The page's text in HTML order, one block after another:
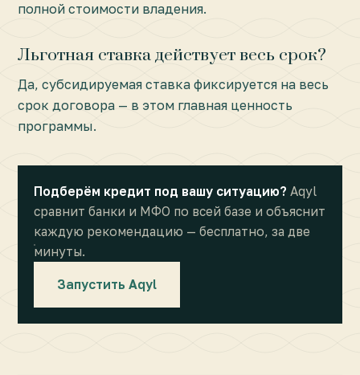
полной стоимости владения.
Льготная ставка действует весь срок?
Да, субсидируемая ставка фиксируется на весь
срок договора — в этом главная ценность
программы.
Подберём кредит под вашу ситуацию? Aqyl
сравнит банки и МФО по всей базе и объяснит
каждую рекомендацию — бесплатно, за две
минуты.
Запустить Aqyl